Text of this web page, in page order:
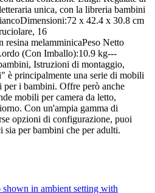
unica, con la libreria bambini
x 42.4 x 30.8 cm
16
melamminicaPeso Netto
(Con Imballo):10.9 kg---
Istruzioni di montaggio,
è principalmente una serie di mobili
per i bambini. Offre però anche
mobili per camera da letto,
Con un'ampia gamma di
opzioni di configurazione, puoi
sia per bambini che per adulti.